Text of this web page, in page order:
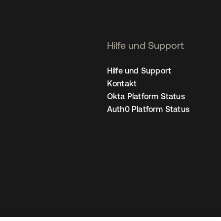
Hilfe und Support
Hilfe und Support
Kontakt
Okta Platform Status
Auth0 Platform Status